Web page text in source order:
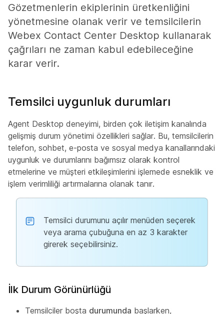
Gözetmenlerin ekiplerinin üretkenliğini
yönetmesine olanak verir ve temsilcilerin
Webex Contact Center Desktop kullanarak
çağrıları ne zaman kabul edebileceğine
karar verir.
Temsilci uygunluk durumları
Agent Desktop deneyimi, birden çok iletişim kanalında
gelişmiş durum yönetimi özellikleri sağlar. Bu, temsilcilerin
telefon, sohbet, e-posta ve sosyal medya kanallarındaki
uygunluk ve durumlarını bağımsız olarak kontrol
etmelerine ve müşteri etkileşimlerini işlemede esneklik ve
işlem verimliliği artırmalarına olanak tanır.
Temsilci durumunu açılır menüden seçerek
veya arama çubuğuna en az 3 karakter
girerek seçebilirsiniz.
İlk Durum Görünürlüğü
Temsilciler boşta durumunda başlarken,